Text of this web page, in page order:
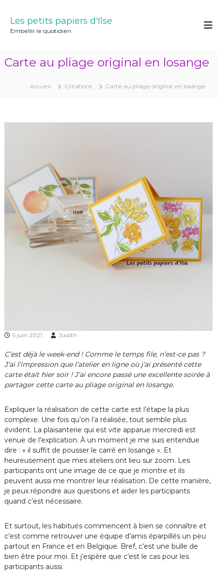
Les petits papiers d'Ilse
Embellir le quotidien
Carte au pliage original en losange
Accueil Créations Carte au pliage original en losange
5 juin 2021 Judith
C’est déjà le week-end ! Comme le temps file, n’est-ce pas ?
J’ai l’impression que l’atelier en ligne où j’ai présenté cette
carte était hier soir ! J’ai encore passé une excellente soirée à
partager cette carte au pliage original en losange.
Expliquer la réalisation de cette carte est l’étape la plus
complexe. Une fois qu’on l’a réalisée, tout semble plus
évident. La plaisanterie qui est vite apparue mercredi est
venue de l’explication. À un moment je me suis entendue
dire : « il suffit de pousser le carré en losange ». Et
heureusement que mes ateliers ont lieu sur zoom. Les
participants ont une image de ce que je montre et ils
peuvent aussi me montrer leur réalisation. De cette manière,
je peux répondre aux questions et aider les participants
quand c’est nécessaire.
Et surtout, les habitués commencent à bien se connaître et
c’est comme retrouver une équipe d’amis éparpillés un peu
partout en France et en Belgique. Bref, c’est une bulle de
bien être pour moi. Et j’espère que c’est le cas pour les
participants aussi.